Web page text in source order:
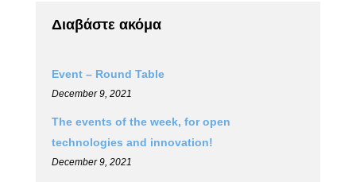
Διαβάστε ακόμα
Event – Round Table
December 9, 2021
The events of the week, for open
technologies and innovation!
December 9, 2021